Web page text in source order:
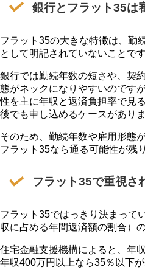
銀行とフラット35は
フラット35の大きな特徴は、勤
として明記されていないことです
銀行では勤続年数の短さや、契
態がネックになりやすいのです
性を主に年収と返済負担率で見
後でも申し込めるケースがありま
そのため、勤続年数や雇用形態
フラット35なら通る可能性が残
フラット35で重視さ
フラット35ではっきり決まって
収に占める年間返済額の割合）
住宅金融支援機構によると、年
年収400万円以上なら35％以下